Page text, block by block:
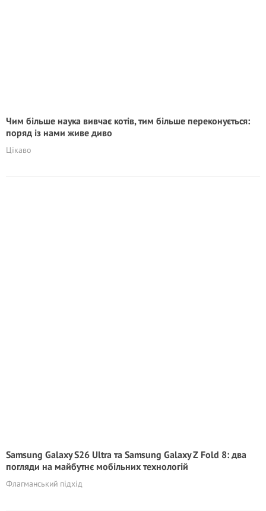
Чим більше наука вивчає котів, тим більше переконується:
поряд із нами живе диво
Цікаво
Samsung Galaxy S26 Ultra та Samsung Galaxy Z Fold 8: два
погляди на майбутнє мобільних технологій
Флагманський підхід